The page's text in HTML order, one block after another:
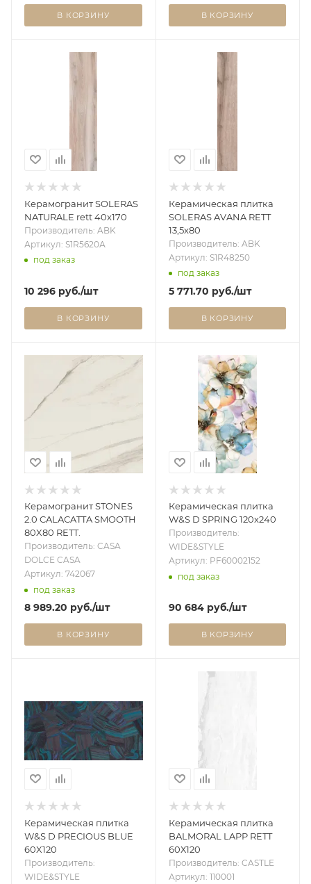
В КОРЗИНУ В КОРЗИНУ
Керамогранит SOLERAS
NATURALE rett 40x170
Производитель: ABK
Артикул: S1R5620А
под заказ
10 296 руб./шт
В КОРЗИНУ
Керамическая плитка
SOLERAS AVANA RETT
13,5x80
Производитель: ABK
Артикул: S1R48250
под заказ
5 771.70 руб./шт
В КОРЗИНУ
Керамогранит STONES
2.0 CALACATTA SMOOTH
80X80 RETT.
Производитель: CASA
DOLCE CASA
Артикул: 742067
под заказ
8 989.20 руб./шт
В КОРЗИНУ
Керамическая плитка
W&S D SPRING 120x240
Производитель:
WIDE&STYLE
Артикул: PF60002152
под заказ
90 684руб./шт
В КОРЗИНУ
Керамическая плитка
W&S D PRECIOUS BLUE
60X120
Производитель:
WIDE&STYLE
Керамическая плитка
BALMORAL LAPP RETT
60Х120
Производитель: CASTLE
Артикул: 110001